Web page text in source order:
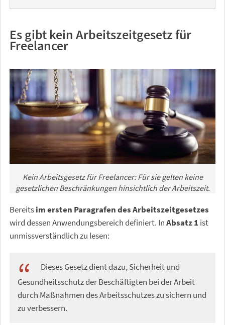
Es gibt kein Arbeitszeitgesetz für
Freelancer
Kein Arbeitsgesetz für Freelancer: Für sie gelten keine
gesetzlichen Beschränkungen hinsichtlich der Arbeitszeit.
Bereitsim ersten Paragrafen des Arbeitszeitgesetzes
wird dessen Anwendungsbereich definiert. InAbsatz 1 ist
unmissverständlich zu lesen:
Dieses Gesetz dient dazu, Sicherheit und
Gesundheitsschutz der Beschäftigten bei der Arbeit
durch Maßnahmen des Arbeitsschutzes zu sichern und
zu verbessern.